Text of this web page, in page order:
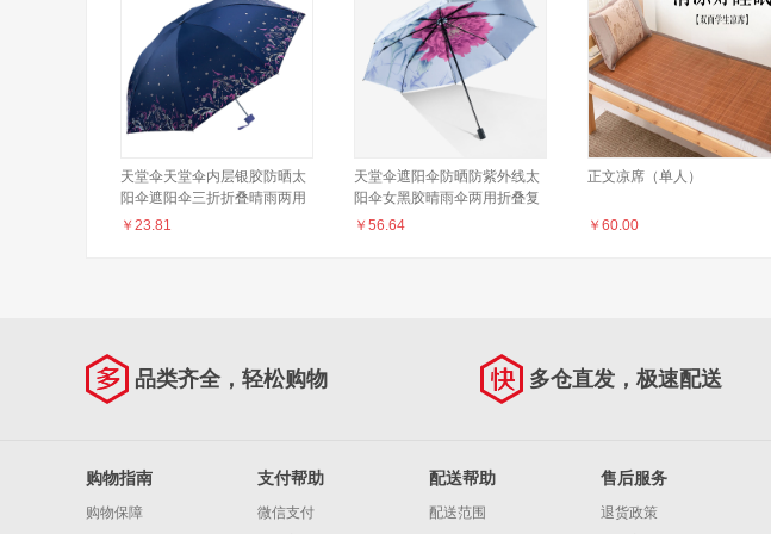
天堂伞天堂伞内层银胶防晒太
阳伞遮阳伞三折折叠晴雨两用
伞336T银丝印 藏青色(19花色)
￥ 23.81
天堂伞遮阳伞防晒防紫外线太
阳伞女黑胶晴雨伞两用折叠复
古双层伞 （蓝色国色牡丹）
￥ 56.64
正文凉席（单人）
￥ 60.00
品类齐全，轻松购物 多仓直发，极速配送
购物指南
购物保障
支付帮助
微信支付
配送帮助
配送范围
售后服务
退货政策